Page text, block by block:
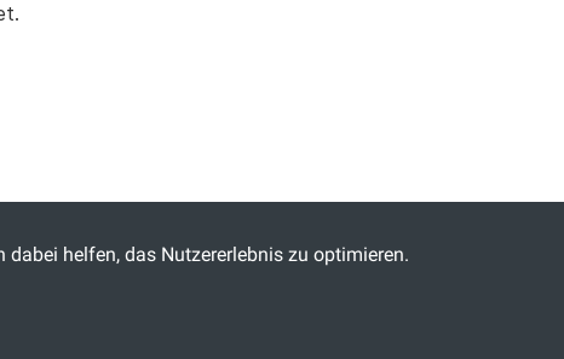
helfen, das Nutzererlebnis zu optimieren.